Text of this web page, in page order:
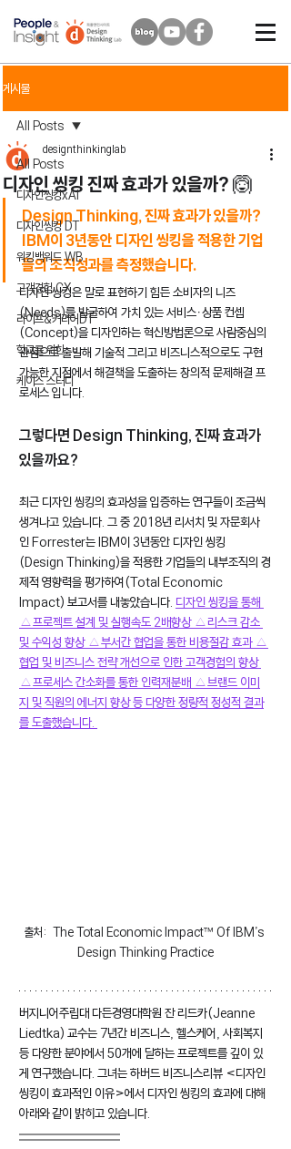
게시물
All Posts
디자인씽킹xAI
디자인씽킹 DT
워킹백워드 WB
고객경험 CX
라이프&커리어DT
학교를 위한
케이스 스터디
All Posts
디자인 씽킹 진짜 효과가 있을까? 🙆
designthinkinglab
Design Thinking, 진짜 효과가 있을까?
IBM이 3년동안 디자인 씽킹을 적용한 기업
들의 조직성과를 측정했습니다.
디자인 씽킹은 말로 표현하기 힘든 소비자의 니즈
(Needs)를 발굴하여 가치 있는 서비스ㆍ상품 컨셉
(Concept)을 디자인하는 혁신방법론으로 사람중심의
관점으로 출발해 기술적 그리고 비즈니스적으로도 구현
가능한 지점에서 해결책을 도출하는 창의적 문제해결 프
로세스 입니다.
그렇다면 Design Thinking, 진짜 효과가
있을까요?
최근 디자인 씽킹의 효과성을 입증하는 연구들이 조금씩
생겨나고 있습니다. 그 중 2018년 리서치 및 자문회사
인 Forrester는 IBM이 3년동안 디자인 씽킹
(Design Thinking)을 적용한 기업들의 내부조직의 경
제적 영향력을 평가하여(Total Economic
Impact) 보고서를 내놓았습니다. 디자인 씽킹을 통해
△프로젝트 설계 및 실행속도 2배향상 △리스크 감소
및 수익성 향상 △부서간 협업을 통한 비용절감 효과 △
협업 및 비즈니스 전략 개선으로 인한 고객경험의 향상
△프로세스 간소화를 통한 인력재분배 △브랜드 이미
지 및 직원의 에너지 향상 등 다양한 정량적 정성적 결과
를 도출했습니다.
출처:  The Total Economic Impact™ Of IBM’s
Design Thinking Practice
버지니어주립대 다든경영대학원 잔 리드카(Jeanne
Liedtka) 교수는 7년간 비즈니스, 헬스케어, 사회복지
등 다양한 분야에서 50개에 달하는 프로젝트를 깊이 있
게 연구했습니다. 그녀는 하버드 비즈니스리뷰 <디자인
씽킹이 효과적인 이유>에서 디자인 씽킹의 효과에 대해
아래와 같이 밝히고 있습니다.